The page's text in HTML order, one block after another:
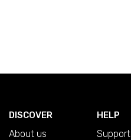
DISCOVER
About us
HELP
Support